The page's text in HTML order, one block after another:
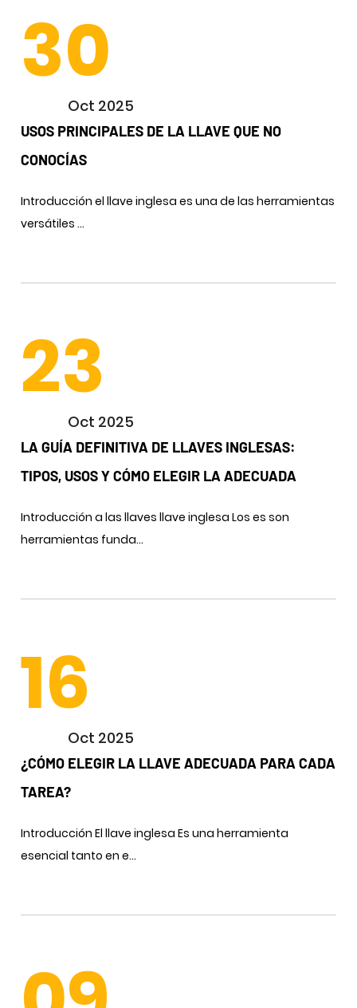
30
Oct 2025
USOS PRINCIPALES DE LA LLAVE QUE NO
CONOCÍAS
Introducción el llave inglesa es una de las herramientas
versátiles ...
23
Oct 2025
LA GUÍA DEFINITIVA DE LLAVES INGLESAS:
TIPOS, USOS Y CÓMO ELEGIR LA ADECUADA
Introducción a las llaves llave inglesa Los es son
herramientas funda...
16
Oct 2025
¿CÓMO ELEGIR LA LLAVE ADECUADA PARA CADA
TAREA?
Introducción El llave inglesa Es una herramienta
esencial tanto en e...